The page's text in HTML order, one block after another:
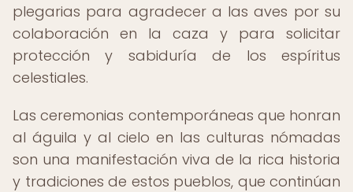
plegarias para agradecer a las aves por su
colaboración en la caza y para solicitar
protección y sabiduría de los espíritus
celestiales.
Las ceremonias contemporáneas que honran
al águila y al cielo en las culturas nómadas
son una manifestación viva de la rica historia
y tradiciones de estos pueblos, que continúan